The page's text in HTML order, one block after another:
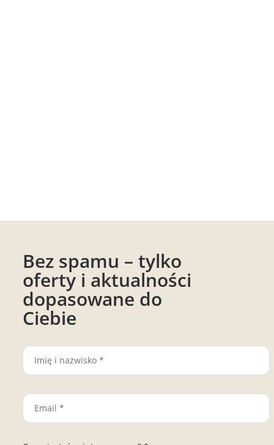
Bez spamu – tylko
oferty i aktualności
dopasowane do
Ciebie